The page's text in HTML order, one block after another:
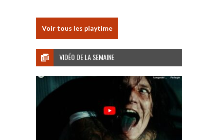
Voir tous les playtime
VIDÉO DE LA SEMAINE